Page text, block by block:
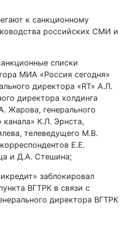
к санкционному
российских СМИ и
списки
МИА «Россия сегодня»
директора «RT» А.Л.
директора холдинга
Жарова, генерального
К.Л. Эрнста,
телеведущего М.В.
Е.Е.
и Д.А. Стешина;
заблокировал
ВГТРК в связи с
директора ВГТРК